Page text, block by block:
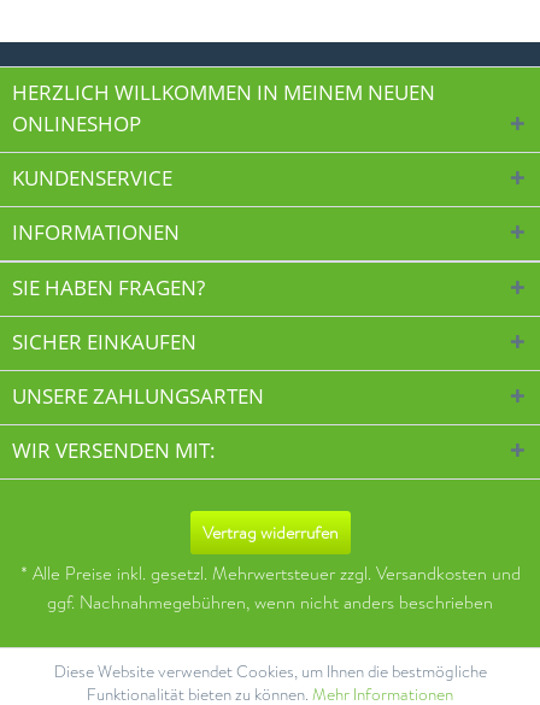
HERZLICH WILLKOMMEN IN MEINEM NEUEN
ONLINESHOP
KUNDENSERVICE
INFORMATIONEN
SIE HABEN FRAGEN?
SICHER EINKAUFEN
UNSERE ZAHLUNGSARTEN
WIR VERSENDEN MIT:
Vertrag widerrufen
* Alle Preise inkl. gesetzl. Mehrwertsteuer zzgl. Versandkosten und
ggf. Nachnahmegebühren, wenn nicht anders beschrieben
Diese Website verwendet Cookies, um Ihnen die bestmögliche
Funktionalität bieten zu können. Mehr Informationen